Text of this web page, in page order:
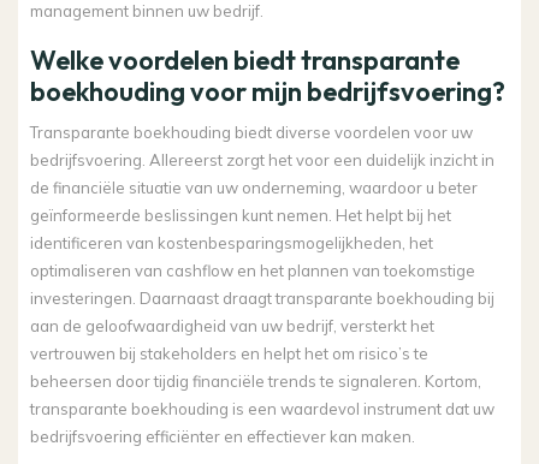
management binnen uw bedrijf.
Welke voordelen biedt transparante
boekhouding voor mijn bedrijfsvoering?
Transparante boekhouding biedt diverse voordelen voor uw
bedrijfsvoering. Allereerst zorgt het voor een duidelijk inzicht in
de financiële situatie van uw onderneming, waardoor u beter
geïnformeerde beslissingen kunt nemen. Het helpt bij het
identificeren van kostenbesparingsmogelijkheden, het
optimaliseren van cashflow en het plannen van toekomstige
investeringen. Daarnaast draagt transparante boekhouding bij
aan de geloofwaardigheid van uw bedrijf, versterkt het
vertrouwen bij stakeholders en helpt het om risico’s te
beheersen door tijdig financiële trends te signaleren. Kortom,
transparante boekhouding is een waardevol instrument dat uw
bedrijfsvoering efficiënter en effectiever kan maken.